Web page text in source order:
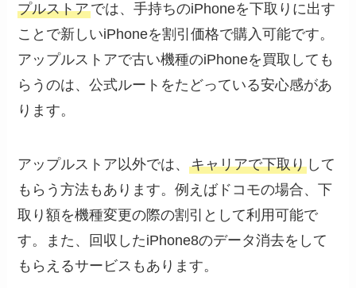
プルストアでは、手持ちのiPhoneを下取りに出す
ことで新しいiPhoneを割引価格で購入可能です。
アップルストアで古い機種のiPhoneを買取しても
らうのは、公式ルートをたどっている安心感があ
ります。
アップルストア以外では、キャリアで下取り して
もらう方法もあります。例えばドコモの場合、下
取り額を機種変更の際の割引として利用可能で
す。また、回収したiPhone8のデータ消去をして
もらえるサービスもあります。